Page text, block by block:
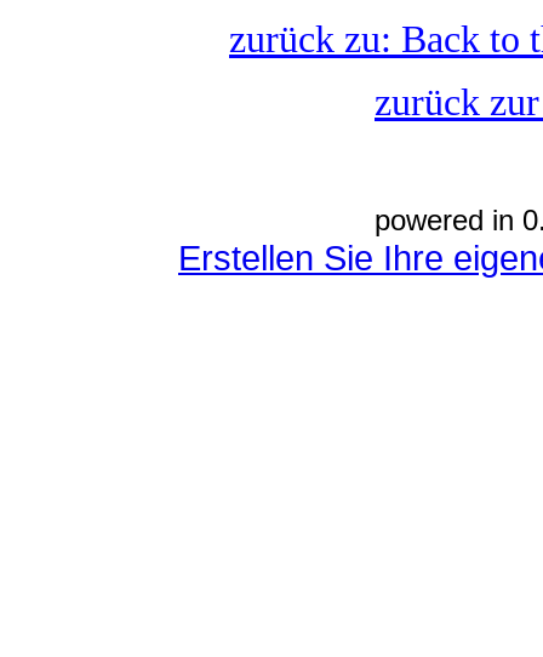
zurück zu: Back to
zurück
powered in
Erstellen Sie Ihre